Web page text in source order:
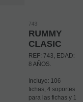
743
RUMMY
CLASIC
REF: 743, EDAD:
8 AÑOS.
Incluye: 106
fichas, 4 soportes
para las fichas y 1